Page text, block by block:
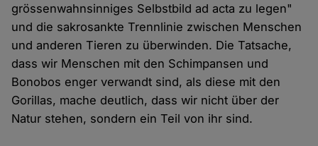
grössenwahnsinniges Selbstbild ad acta zu legen"
und die sakrosankte Trennlinie zwischen Menschen
und anderen Tieren zu überwinden. Die Tatsache,
dass wir Menschen mit den Schimpansen und
Bonobos enger verwandt sind, als diese mit den
Gorillas, mache deutlich, dass wir nicht über der
Natur stehen, sondern ein Teil von ihr sind.